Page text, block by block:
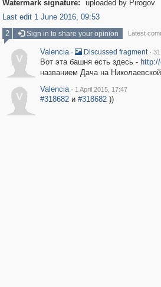
Watermark signature:
uploaded by Pirogov
Last edit 1 June 2016, 09:53
2
Sign in to share your opinion Latest
V
Valencia · Discussed fragment ·
Вот эта башня есть здесь -
названием Дача на
V
Valencia · 1 April 2015, 17:47
#318682и #318682))